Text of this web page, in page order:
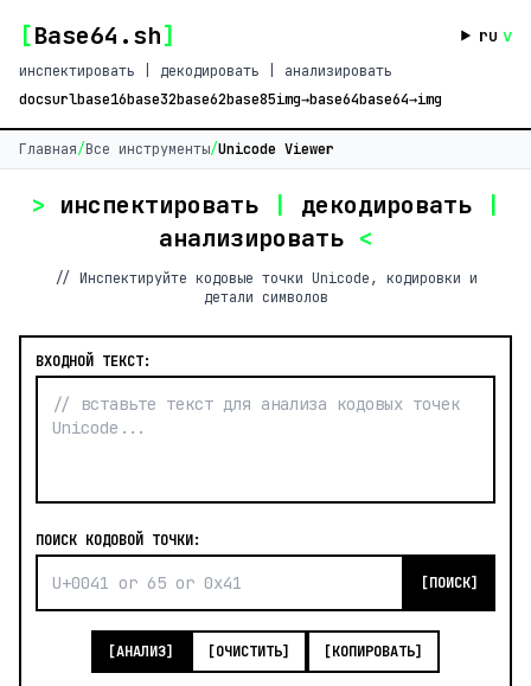
[Base64.sh] ru v
инспектировать | декодировать | анализировать
docsurlbase16base32base62base85img→base64base64→img
Главная/Все инструменты/Unicode Viewer
> инспектировать | декодировать
|
анализировать <
// Инспектируйте кодовые точки Unicode, кодировки и
детали символов
ВХОДНОЙ ТЕКСТ:
ПОИСК КОДОВОЙ ТОЧКИ:
[ПОИСК]
[АНАЛИЗ] [ОЧИСТИТЬ] [КОПИРОВАТЬ]